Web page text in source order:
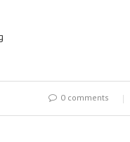
0 comments